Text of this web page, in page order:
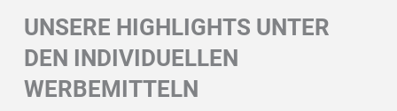
UNSERE HIGHLIGHTS UNTER
DEN INDIVIDUELLEN
WERBEMITTELN